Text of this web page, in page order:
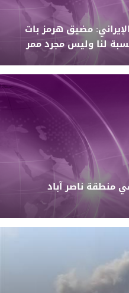
مضيق هرمز بات
لنا وليس مجرد ممر
منطقة ناصر آباد